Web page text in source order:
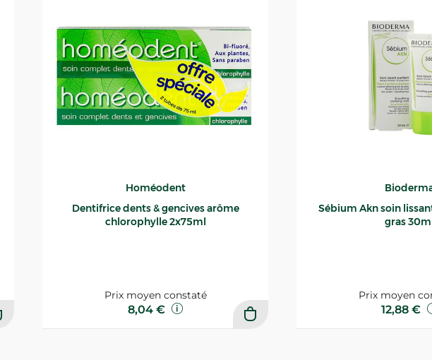
Homéodent
Dentifrice dents & gencives arôme
chlorophylle 2x75ml
Prix moyen constaté
8,04 €
Sébium Akn soin lissant
gras
Prix moyen
12,88 €